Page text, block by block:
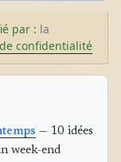
par : la
confidentialité
— 10 idées
week-end